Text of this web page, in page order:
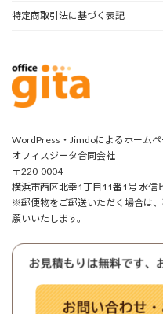
特定商取引法に基づく表記
WordPress・Jimdoによるホーム
オフィスジータ合同会社
〒220-0004
横浜市西区北幸1丁目11番1号 水信
※郵便物をご郵送いただく場合は、
願いいたします。